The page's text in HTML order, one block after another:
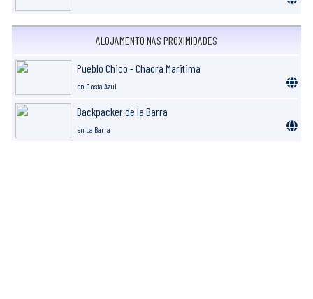
ALOJAMENTO NAS PROXIMIDADES
Pueblo Chico - Chacra Maritima
en Costa Azul
Backpacker de la Barra
en La Barra